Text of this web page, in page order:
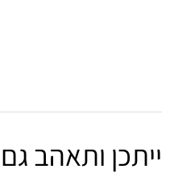
ייתכן ותאהב גם